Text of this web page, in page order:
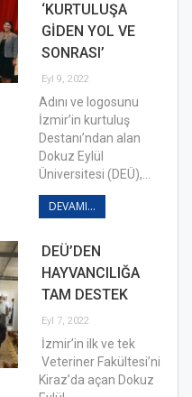
‘KURTULUŞA
GİDEN YOL VE
SONRASI’
Eyl 9, 2022
Adını ve logosunu
İzmir’in kurtuluş
Destanı’ndan alan
Dokuz Eylül
Üniversitesi (DEÜ),…
DEVAMI...
DEÜ’DEN
HAYVANCILIĞA
TAM DESTEK
Eyl 7, 2022
İzmir’in ilk ve tek
Veteriner Fakültesi’ni
Kiraz’da açan Dokuz